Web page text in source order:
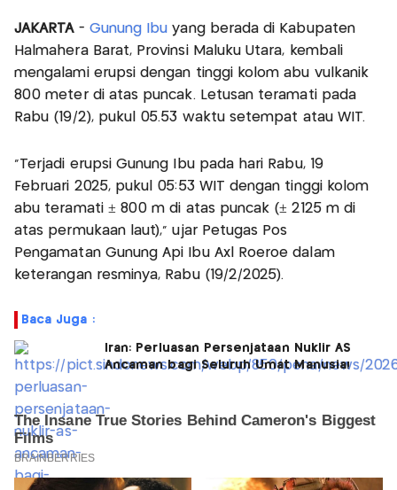
JAKARTA - Gunung Ibuyang berada di Kabupaten
Halmahera Barat, Provinsi Maluku Utara, kembali
mengalami erupsi dengan tinggi kolom abu vulkanik
800 meter di atas puncak. Letusan teramati pada
Rabu (19/2), pukul 05.53 waktu setempat atau WIT.
"Terjadi erupsi Gunung Ibu pada hari Rabu, 19
Februari 2025, pukul 05:53 WIT dengan tinggi kolom
abu teramati ± 800 m di atas puncak (± 2125 m di
atas permukaan laut)," ujar Petugas Pos
Pengamatan Gunung Api Ibu Axl Roeroe dalam
keterangan resminya, Rabu (19/2/2025).
Baca Juga :
Iran: Perluasan Persenjataan Nuklir AS
Ancaman bagi Seluruh Umat Manusia!